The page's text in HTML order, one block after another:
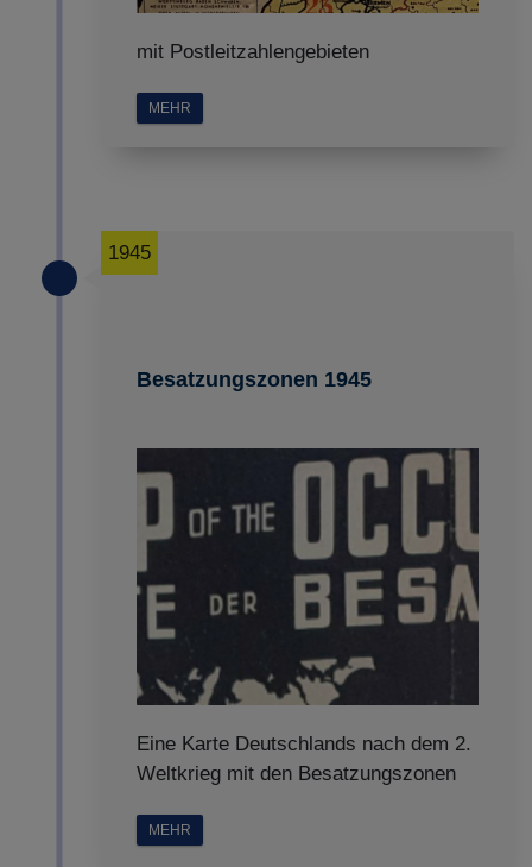
mit Postleitzahlengebieten
MEHR
Besatzungszonen 1945
1945
Eine Karte Deutschlands nach dem 2.
Weltkrieg mit den Besatzungszonen
MEHR